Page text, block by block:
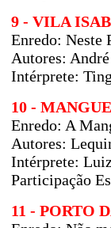
9 - VILA
Enredo: Neste
Autores:
Intérprete:
10 -
Enredo: A
Autores:
Intérprete:
Participação
11 - PORTO